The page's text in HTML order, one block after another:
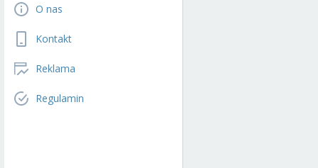
O nas
Kontakt
Reklama
Regulamin